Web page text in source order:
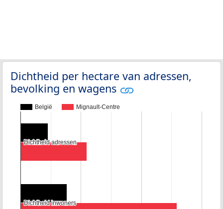
Dichtheid per hectare van adressen,
bevolking en wagens
België Mignault-Centre
Dichtheid adressen
Dichtheid adressen
Dichtheid inwoners
Dichtheid inwoners